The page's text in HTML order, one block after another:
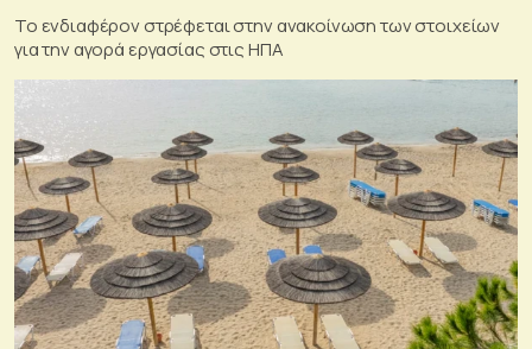
Το ενδιαφέρον στρέφεται στην ανακοίνωση των στοιχείων
για την αγορά εργασίας στις ΗΠΑ